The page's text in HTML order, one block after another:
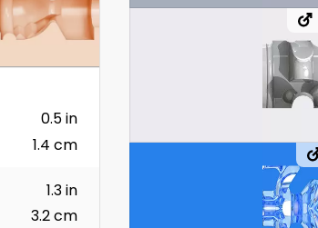
0.5 in
1.4 cm
1.3 in
3.2 cm